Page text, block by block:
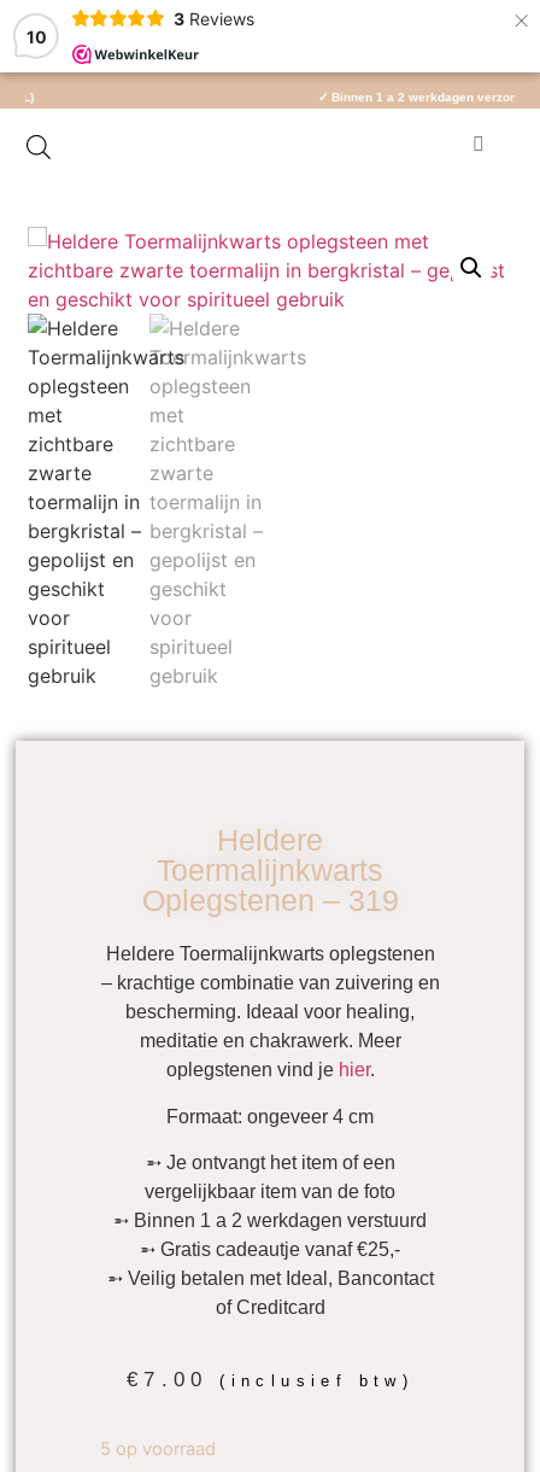
10
3 Reviews ×
✓ Binnen 1 a 2 werkdagen verzonden
Heldere
Toermalijnkwarts
Oplegstenen – 319
Heldere Toermalijnkwarts oplegstenen
– krachtige combinatie van zuivering en
bescherming. Ideaal voor healing,
meditatie en chakrawerk. Meer
oplegstenen vind je hier.
Formaat: ongeveer 4 cm
➵ Je ontvangt het item of een
vergelijkbaar item van de foto
➵ Binnen 1 a 2 werkdagen verstuurd
➵ Gratis cadeautje vanaf €25,-
➵ Veilig betalen met Ideal, Bancontact
of Creditcard
€7.00 (inclusief btw)
5 op voorraad